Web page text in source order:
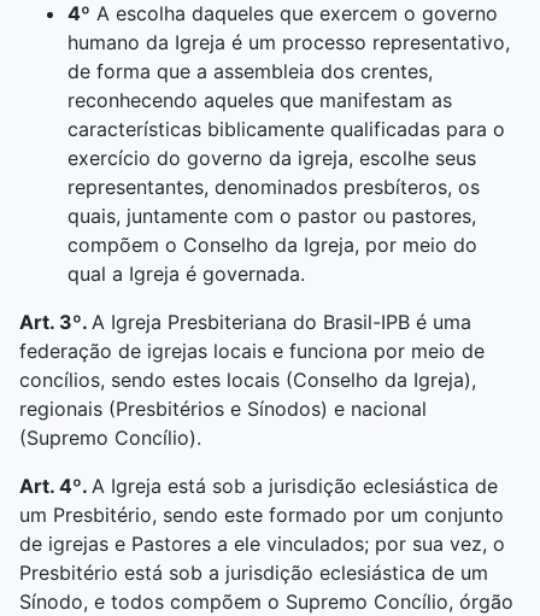
4º A escolha daqueles que exercem o governo
humano da Igreja é um processo representativo,
de forma que a assembleia dos crentes,
reconhecendo aqueles que manifestam as
características biblicamente qualificadas para o
exercício do governo da igreja, escolhe seus
representantes, denominados presbíteros, os
quais, juntamente com o pastor ou pastores,
compõem o Conselho da Igreja, por meio do
qual a Igreja é governada.
Art. 3º. A Igreja Presbiteriana do Brasil-IPB é uma
federação de igrejas locais e funciona por meio de
concílios, sendo estes locais (Conselho da Igreja),
regionais (Presbitérios e Sínodos) e nacional
(Supremo Concílio).
Art. 4º. A Igreja está sob a jurisdição eclesiástica de
um Presbitério, sendo este formado por um conjunto
de igrejas e Pastores a ele vinculados; por sua vez, o
Presbitério está sob a jurisdição eclesiástica de um
Sínodo, e todos compõem o Supremo Concílio, órgão